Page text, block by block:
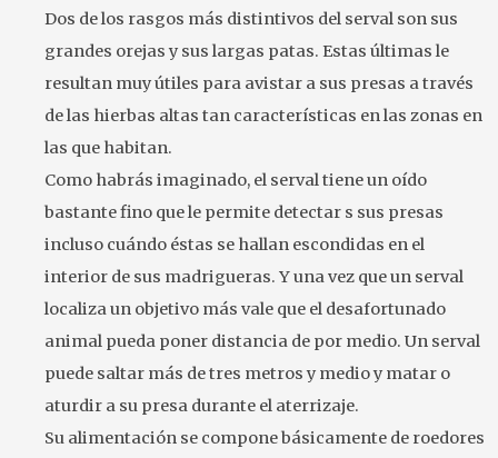
Dos de los rasgos más distintivos del serval son sus
grandes orejas y sus largas patas. Estas últimas le
resultan muy útiles para avistar a sus presas a través
de las hierbas altas tan características en las zonas en
las que habitan.
Como habrás imaginado, el serval tiene un oído
bastante fino que le permite detectar s sus presas
incluso cuándo éstas se hallan escondidas en el
interior de sus madrigueras. Y una vez que un serval
localiza un objetivo más vale que el desafortunado
animal pueda poner distancia de por medio. Un serval
puede saltar más de tres metros y medio y matar o
aturdir a su presa durante el aterrizaje.
Su alimentación se compone básicamente de roedores